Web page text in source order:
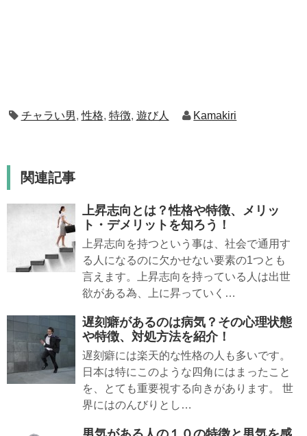
チャラい男,性格, 特徴, 遊び人 Kamakiri
関連記事
上昇志向とは？性格や特徴、メリッ
ト・デメリットを知ろう！
上昇志向を持つという事は、社会で通用す
る人になるのに欠かせない要素の1つとも
言えます。上昇志向を持っている人は出世
欲がある為、上に昇っていく…
遅刻癖があるのは病気？その心理状態
や特徴、対処方法を紹介！
遅刻癖には楽天的な性格の人も多いです。
日本は特にこのような四角にはまったこと
を、とても重要視する向きがあります。 世
界にはのんびりとし…